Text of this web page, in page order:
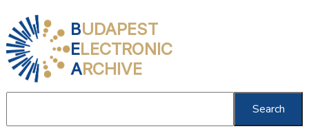
BUDAPEST
ELECTRONIC
ARCHIVE
Search